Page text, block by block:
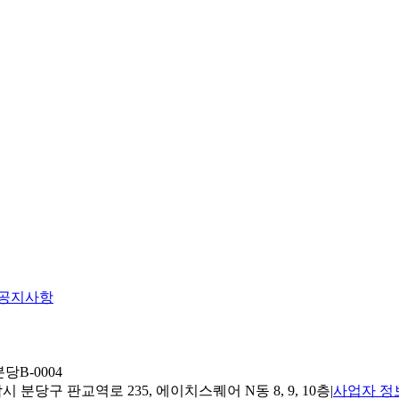
지사항
당B-0004
분당구 판교역로 235, 에이치스퀘어 N동 8, 9, 10층|사업자 정